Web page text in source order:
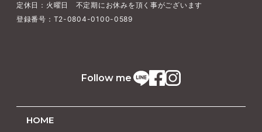
定休日：火曜日 不定期にお休みを頂く事がございます
登録番号：T2-0804-0100-0589
Follow me
HOME